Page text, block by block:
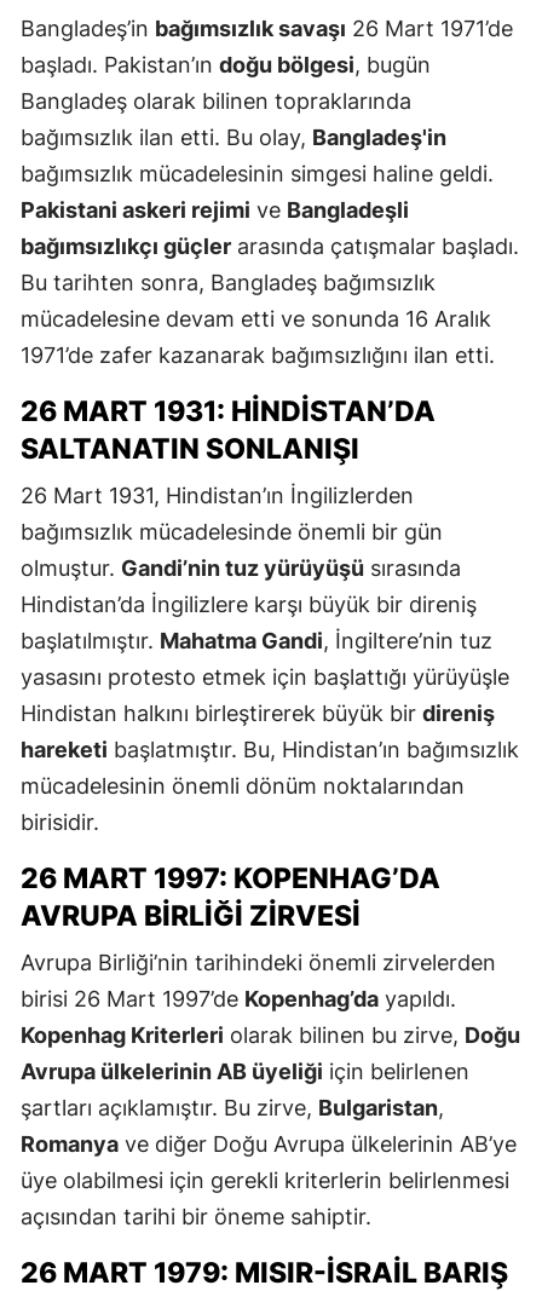
Bangladeş’in bağımsızlık savaşı 26 Mart 1971’de
başladı. Pakistan’ın doğu bölgesi, bugün
Bangladeş olarak bilinen topraklarında
bağımsızlık ilan etti. Bu olay, Bangladeş'in
bağımsızlık mücadelesinin simgesi haline geldi.
Pakistani askeri rejimi ve Bangladeşli
bağımsızlıkçı güçler arasında çatışmalar başladı.
Bu tarihten sonra, Bangladeş bağımsızlık
mücadelesine devam etti ve sonunda 16 Aralık
1971’de zafer kazanarak bağımsızlığını ilan etti.
26 MART 1931: HINDISTAN’DA
SALTANATIN SONLANIŞI
26 Mart 1931, Hindistan’ın İngilizlerden
bağımsızlık mücadelesinde önemli bir gün
olmuştur. Gandi’nin tuz yürüyüşü sırasında
Hindistan’da İngilizlere karşı büyük bir direniş
başlatılmıştır. Mahatma Gandi, İngiltere’nin tuz
yasasını protesto etmek için başlattığı yürüyüşle
Hindistan halkını birleştirerek büyük bir direniş
hareketi başlatmıştır. Bu, Hindistan’ın bağımsızlık
mücadelesinin önemli dönüm noktalarından
birisidir.
26 MART 1997: KOPENHAG’DA
AVRUPA BIRLIĞI ZIRVESI
Avrupa Birliği’nin tarihindeki önemli zirvelerden
birisi 26 Mart 1997’de Kopenhag’da yapıldı.
Kopenhag Kriterleri olarak bilinen bu zirve, Doğu
Avrupa ülkelerinin AB üyeliği için belirlenen
şartları açıklamıştır. Bu zirve, Bulgaristan,
Romanya ve diğer Doğu Avrupa ülkelerinin AB’ye
üye olabilmesi için gerekli kriterlerin belirlenmesi
açısından tarihi bir öneme sahiptir.
26 MART 1979: MISIR-İSRAIL BARIŞ